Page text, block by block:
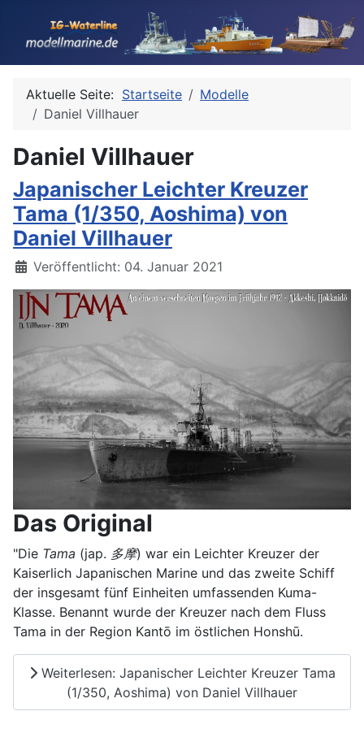
Aktuelle Seite: Startseite
Modelle
Daniel Villhauer
Daniel Villhauer
Japanischer Leichter Kreuzer
Tama (1/350, Aoshima) von
Daniel Villhauer
Details
Veröffentlicht: 04. Januar 2021
Das Original
"Die Tama (jap. 多摩) war ein Leichter Kreuzer der
Kaiserlich Japanischen Marine und das zweite Schiff
der insgesamt fünf Einheiten umfassenden Kuma-
Klasse. Benannt wurde der Kreuzer nach dem Fluss
Tama in der Region Kantō im östlichen Honshū.
Weiterlesen: Japanischer Leichter Kreuzer Tama
(1/350, Aoshima) von Daniel Villhauer